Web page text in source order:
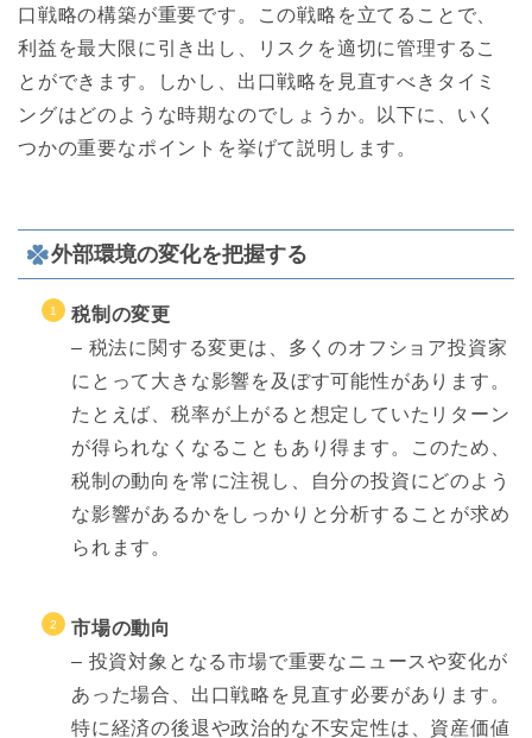
口戦略の構築が重要です。この戦略を立てることで、
利益を最大限に引き出し、リスクを適切に管理するこ
とができます。しかし、出口戦略を見直すべきタイミ
ングはどのような時期なのでしょうか。以下に、いく
つかの重要なポイントを挙げて説明します。
外部環境の変化を把握する
税制の変更
– 税法に関する変更は、多くのオフショア投資家
にとって大きな影響を及ぼす可能性があります。
たとえば、税率が上がると想定していたリターン
が得られなくなることもあり得ます。このため、
税制の動向を常に注視し、自分の投資にどのよう
な影響があるかをしっかりと分析することが求め
られます。
市場の動向
– 投資対象となる市場で重要なニュースや変化が
あった場合、出口戦略を見直す必要があります。
特に経済の後退や政治的な不安定性は、資産価値